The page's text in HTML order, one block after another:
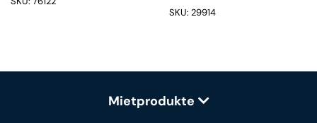
SKU: 29914
Mietprodukte